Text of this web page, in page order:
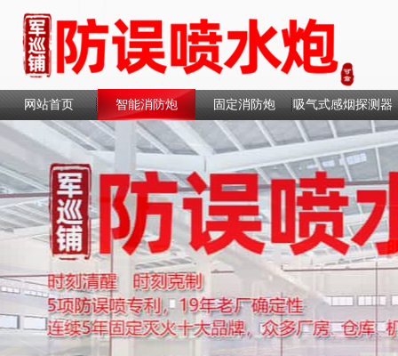
网站首页 智能消防炮 固定消防炮 吸气式感烟探测器
联系我们